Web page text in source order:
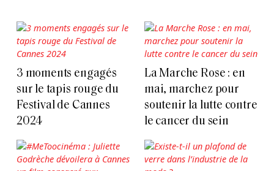
3 moments engagés
sur le tapis rouge du
Festival de Cannes
2024
La Marche Rose : en
mai, marchez pour
soutenir la lutte contre
le cancer du sein